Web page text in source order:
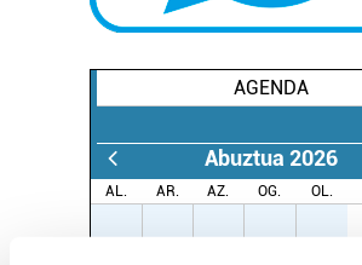
AGENDA
Abuztua 2026
AL. AR. AZ. OG. OL.